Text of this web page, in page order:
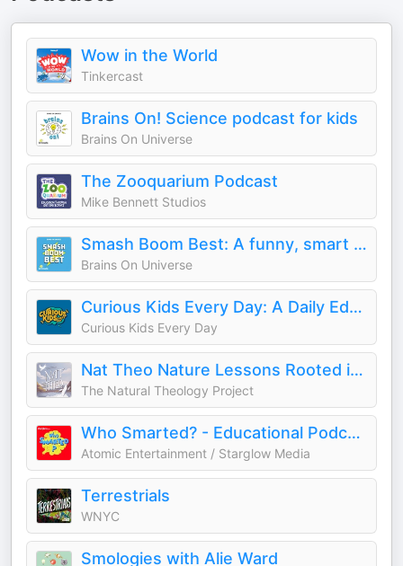
Wow in the World
Tinkercast
Brains On! Science podcast for kids
Brains On Universe
The Zooquarium Podcast
Mike Bennett Studios
Smash Boom Best: A funny, smart debate show for kids and family
Brains On Universe
Curious Kids Every Day: A Daily Educational Podcast
Curious Kids Every Day
Nat Theo Nature Lessons Rooted in the Bible
The Natural Theology Project
Who Smarted? - Educational Podcast for Kids
Atomic Entertainment / Starglow Media
Terrestrials
WNYC
Smologies with Alie Ward